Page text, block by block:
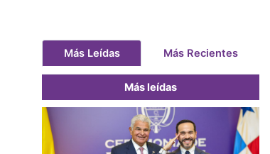
Más Leídas Más Recientes
Más leídas